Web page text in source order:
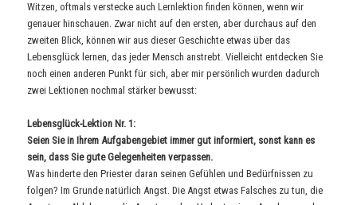
Witzen, oftmals verstecke auch Lernlektion finden können, wenn wir
genauer hinschauen. Zwar nicht auf den ersten, aber durchaus auf den
zweiten Blick, können wir aus dieser Geschichte etwas über das
Lebensglück lernen, das jeder Mensch anstrebt. Vielleicht entdecken Sie
noch einen anderen Punkt für sich, aber mir persönlich wurden dadurch
zwei Lektionen nochmal stärker bewusst:
Lebensglück-Lektion Nr. 1:
Seien Sie in Ihrem Aufgabengebiet immer gut informiert, sonst kann es
sein, dass Sie gute Gelegenheiten verpassen.
Was hinderte den Priester daran seinen Gefühlen und Bedürfnissen zu
folgen? Im Grunde natürlich Angst. Die Angst etwas Falsches zu tun, die